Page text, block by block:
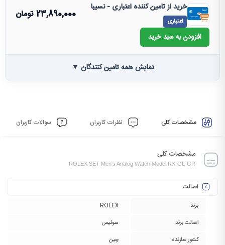
خرید از تامین کننده اعتباری - نسیبا
اعتباری
23,890,000تومان
افزودن به سبد خرید
نمایش همه تامین کنندگان ▼
مشخصات کلی نظرات کاربران سوالات کاربران
مشخصات کلی
ROLEX SET Men's Analog Watch Model RX-GL-GR
اصالت
برند
ROLEX
اصالت برند
سوئیس
کشور سازنده
چین